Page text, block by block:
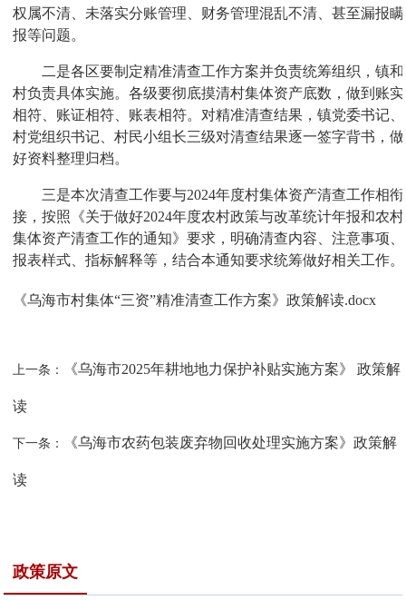
权属不清、未落实分账管理、财务管理混乱不清、甚至漏报瞒
报等问题。
二是各区要制定精准清查工作方案并负责统筹组织，镇和
村负责具体实施。各级要彻底摸清村集体资产底数，做到账实
相符、账证相符、账表相符。对精准清查结果，镇党委书记、
村党组织书记、村民小组长三级对清查结果逐一签字背书，做
好资料整理归档。
三是本次清查工作要与2024年度村集体资产清查工作相衔
接，按照《关于做好2024年度农村政策与改革统计年报和农村
集体资产清查工作的通知》要求，明确清查内容、注意事项、
报表样式、指标解释等，结合本通知要求统筹做好相关工作。
《乌海市村集体“三资”精准清查工作方案》政策解读.docx
上一条： 《乌海市2025年耕地地力保护补贴实施方案》 政策解
读
下一条： 《乌海市农药包装废弃物回收处理实施方案》政策解
读
政策原文